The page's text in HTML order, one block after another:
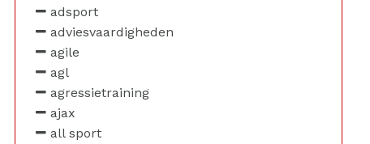
adsport
adviesvaardigheden
agile
agl
agressietraining
ajax
all sport